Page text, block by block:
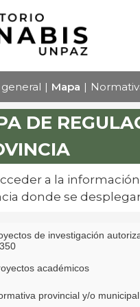
Mapa
DE
a la
donde se
de investigación
académicos
provincial y/o municipal